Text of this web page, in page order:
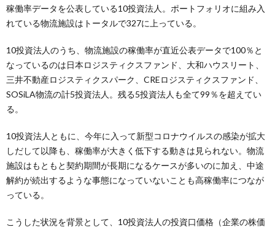
稼働率データを公表している10投資法人。ポートフォリオに組み入
れている物流施設はトータルで327に上っている。
10投資法人のうち、物流施設の稼働率が直近公表データで100％と
なっているのは日本ロジスティクスファンド、大和ハウスリート、
三井不動産ロジスティクスパーク、CREロジスティクスファンド、
SOSiLA物流の計5投資法人。残る5投資法人も全て99％を超えてい
る。
10投資法人ともに、今年に入って新型コロナウイルスの感染が拡大
しだして以降も、稼働率が大きく低下する動きは見られない。物流
施設はもともと契約期間が長期になるケースが多いのに加え、中途
解約が続出するような事態になっていないことも高稼働率につなが
っている。
こうした状況を背景として、10投資法人の投資口価格（企業の株価